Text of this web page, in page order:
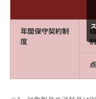
年間保守契約制
度